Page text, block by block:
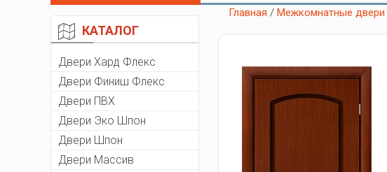
КАТАЛОГ
Двери Хард Флекс
Двери Финиш Флекс
Двери ПВХ
Двери Эко Шпон
Двери Шпон
Двери Массив
Главная /Межкомнатные двери